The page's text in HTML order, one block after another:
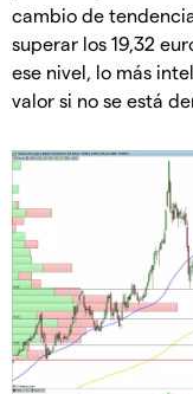
cambio de
superar los 19,32
ese nivel, lo más
valor si no se está